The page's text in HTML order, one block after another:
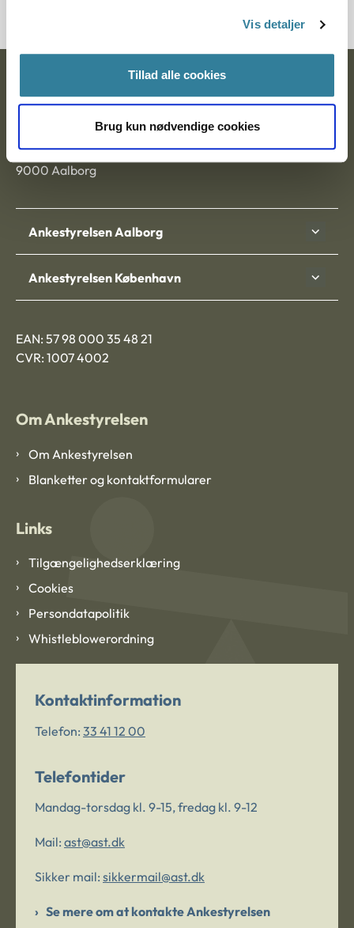
Vis detaljer
Tillad alle cookies
Brug kun nødvendige cookies
Nytorv 7, 2. sal
9000 Aalborg
Ankestyrelsen Aalborg
Ankestyrelsen København
EAN: 57 98 000 35 48 21
CVR: 1007 4002
Om Ankestyrelsen
Om Ankestyrelsen
Blanketter og kontaktformularer
Links
Tilgængelighedserklæring
Cookies
Persondatapolitik
Whistleblowerordning
Kontaktinformation
Telefon: 33 41 12 00
Telefontider
Mandag-torsdag kl. 9-15, fredag kl. 9-12
Mail: ast@ast.dk
Sikker mail: sikkermail@ast.dk
Se mere om at kontakte Ankestyrelsen